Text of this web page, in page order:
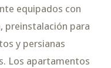
equipados con
preinstalación para
y persianas
Los apartamentos